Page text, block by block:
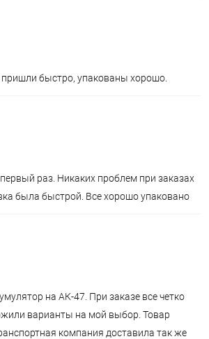
быстро, упакованы хорошо.
раз. Никаких проблем при заказах
была быстрой. Все хорошо упаковано
на АК-47. При заказе все четко
варианты на мой выбор. Товар
компания доставила так же